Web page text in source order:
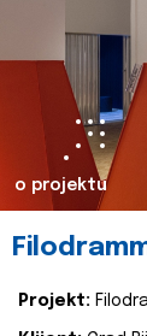
o projektu
Projekt: